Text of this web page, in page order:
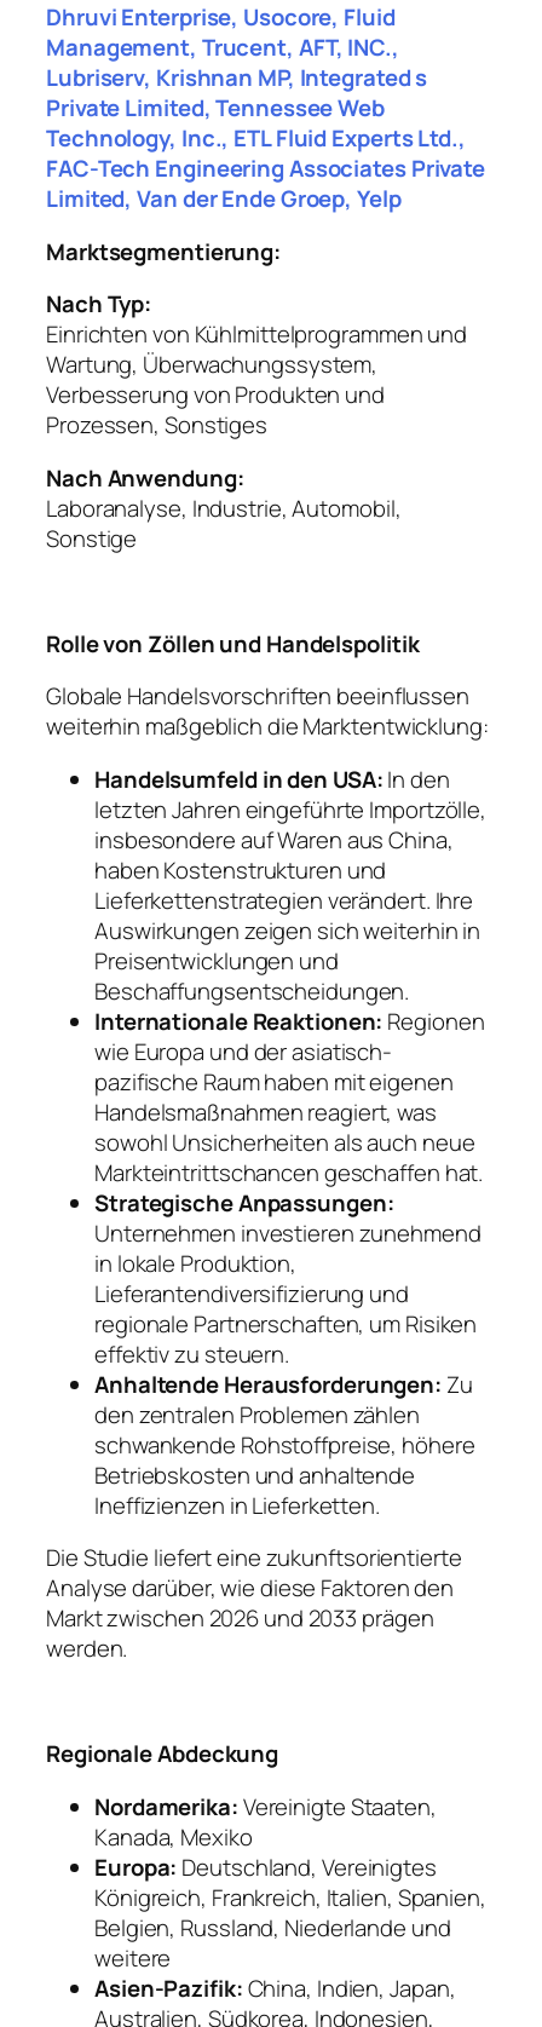
Dhruvi Enterprise, Usocore, Fluid
Management, Trucent, AFT, INC.,
Lubriserv, Krishnan MP, Integrated s
Private Limited, Tennessee Web
Technology, Inc., ETL Fluid Experts Ltd.,
FAC-Tech Engineering Associates Private
Limited, Van der Ende Groep, Yelp
Marktsegmentierung:
Nach Typ:
Einrichten von Kühlmittelprogrammen und
Wartung, Überwachungssystem,
Verbesserung von Produkten und
Prozessen, Sonstiges
Nach Anwendung:
Laboranalyse, Industrie, Automobil,
Sonstige
Rolle von Zöllen und Handelspolitik
Globale Handelsvorschriften beeinflussen
weiterhin maßgeblich die Marktentwicklung:
Handelsumfeld in den USA:In den
letzten Jahren eingeführte Importzölle,
insbesondere auf Waren aus China,
haben Kostenstrukturen und
Lieferkettenstrategien verändert. Ihre
Auswirkungen zeigen sich weiterhin in
Preisentwicklungen und
Beschaffungsentscheidungen.
Internationale Reaktionen: Regionen
wie Europa und der asiatisch-
pazifische Raum haben mit eigenen
Handelsmaßnahmen reagiert, was
sowohl Unsicherheiten als auch neue
Markteintrittschancen geschaffen hat.
Strategische Anpassungen:
Unternehmen investieren zunehmend
in lokale Produktion,
Lieferantendiversifizierung und
regionale Partnerschaften, um Risiken
effektiv zu steuern.
Anhaltende Herausforderungen: Zu
den zentralen Problemen zählen
schwankende Rohstoffpreise, höhere
Betriebskosten und anhaltende
Ineffizienzen in Lieferketten.
Die Studie liefert eine zukunftsorientierte
Analyse darüber, wie diese Faktoren den
Markt zwischen 2026 und 2033 prägen
werden.
Regionale Abdeckung
Nordamerika:Vereinigte Staaten,
Kanada, Mexiko
Europa: Deutschland, Vereinigtes
Königreich, Frankreich, Italien, Spanien,
Belgien, Russland, Niederlande und
weitere
Asien-Pazifik:China, Indien, Japan,
Australien, Südkorea, Indonesien,